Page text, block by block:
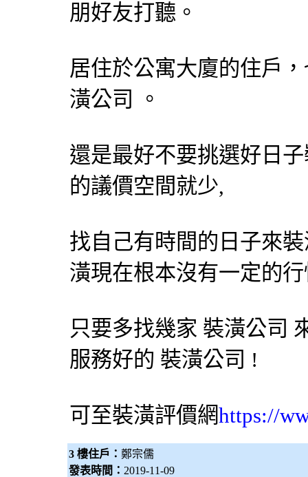
朋好友打聽。
居住於公寓大廈的住戶
潢公司
。
還是最好不要挑選好日
的議價空間就少,
找自己有時間的日子來
潢現在根本沒有一定的
只要多找幾家 裝潢公司
服務好的 裝潢公司 !
可至裝潢評價網https://
3 樓住戶： 鄭宗儒
發表時間： 2019-11-09